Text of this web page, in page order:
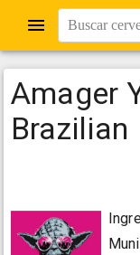
Buscar
Amager
Brazilian